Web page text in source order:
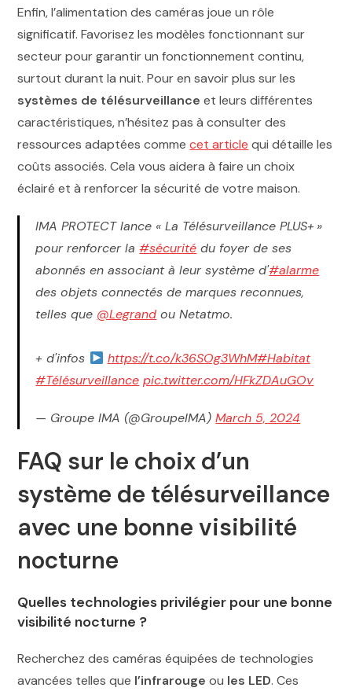
Enfin, l’alimentation des caméras joue un rôle
significatif. Favorisez les modèles fonctionnant sur
secteur pour garantir un fonctionnement continu,
surtout durant la nuit. Pour en savoir plus sur les
systèmes de télésurveillance et leurs différentes
caractéristiques, n’hésitez pas à consulter des
ressources adaptées commecet article qui détaille les
coûts associés. Cela vous aidera à faire un choix
éclairé et à renforcer la sécurité de votre maison.
IMA PROTECT lance « La Télésurveillance PLUS+ »
pour renforcer la#sécurité du foyer de ses
abonnés en associant à leur système d'#alarme
des objets connectés de marques reconnues,
telles que @Legrand ou Netatmo.
+ d'infos https://t.co/k36SOg3WhM#Habitat
#Télésurveillance pic.twitter.com/HFkZDAuGOv
— Groupe IMA (@GroupeIMA)March 5, 2024
FAQ sur le choix d’un
système de télésurveillance
avec une bonne visibilité
nocturne
Quelles technologies privilégier pour une bonne
visibilité nocturne ?
Recherchez des caméras équipées de technologies
avancées telles que l’infrarouge ou les LED. Ces